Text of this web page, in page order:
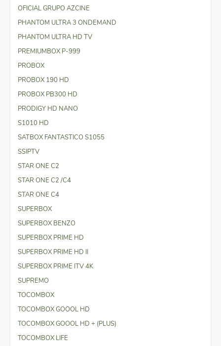
OFICIAL GRUPO AZCINE
PHANTOM ULTRA 3 ONDEMAND
PHANTOM ULTRA HD TV
PREMIUMBOX P-999
PROBOX
PROBOX 190 HD
PROBOX PB300 HD
PRODIGY HD NANO
S1010 HD
SATBOX FANTASTICO S1055
SSIPTV
STAR ONE C2
STAR ONE C2 /C4
STAR ONE C4
SUPERBOX
SUPERBOX BENZO
SUPERBOX PRIME HD
SUPERBOX PRIME HD II
SUPERBOX PRIME ITV 4K
SUPREMO
TOCOMBOX
TOCOMBOX GOOOL HD
TOCOMBOX GOOOL HD + (PLUS)
TOCOMBOX LIFE